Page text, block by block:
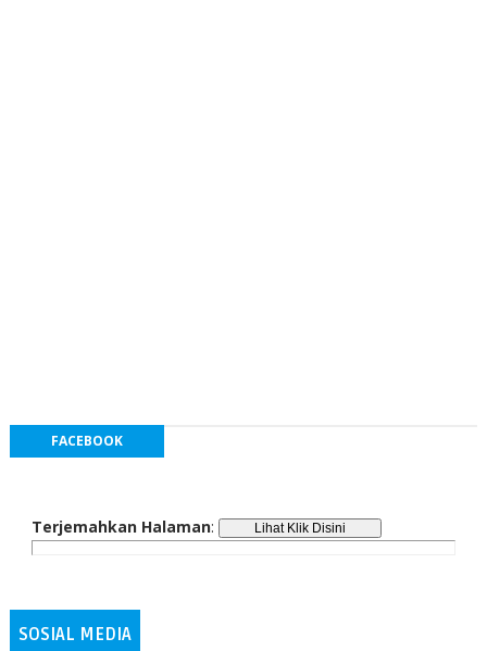
FACEBOOK
Terjemahkan Halaman:
SOSIAL MEDIA